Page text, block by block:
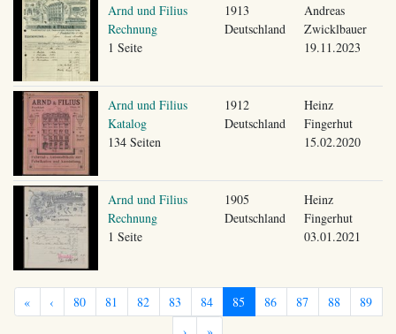
Arnd und Filius
Rechnung
1 Seite
1913
Deutschland
Andreas
Zwicklbauer
19.11.2023
Arnd und Filius
Katalog
134 Seiten
1912
Deutschland
Heinz
Fingerhut
15.02.2020
Arnd und Filius
Rechnung
1 Seite
1905
Deutschland
Heinz
Fingerhut
03.01.2021
« ‹ 80 81 82 83 84 85 86 87 88
89
›
»